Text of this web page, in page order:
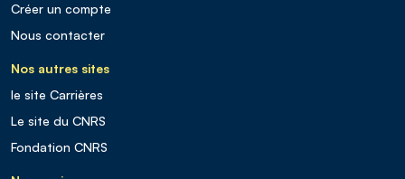
Créer un compte
Nous contacter
Nos autres sites
le site Carrières
Le site du CNRS
Fondation CNRS